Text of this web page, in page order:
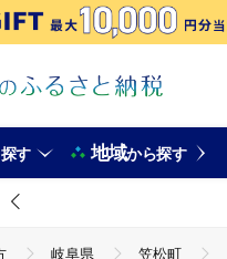
す 地域から探す
岐阜県 笠松町